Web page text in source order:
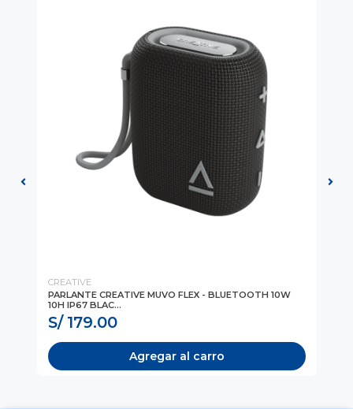
CREATIVE
PARLANTE CREATIVE MUVO FLEX - BLUETOOTH 10W
10H IP67 BLAC...
S/ 179.00
Agregar al carro